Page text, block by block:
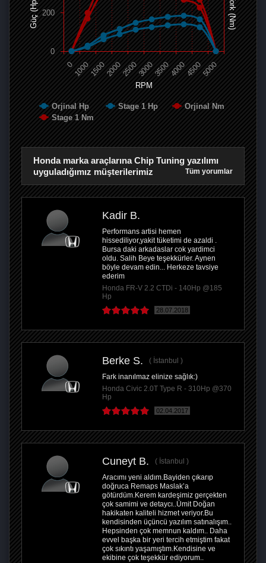
RPM
Güç (Hp) Tork (Nm)
Orjinal Hp Stage 1 Hp
Orjinal Nm
Stage 1 Nm
0 100015002000250030003500400045005000
0
200
Honda marka araçlarına Chip Tuning yazılımı
uyguladığımız müşterilerimiz
Tüm yorumlar
Kadir B.
Performans artisi hemen
hissediliyor,yakit tüketimi de azaldi .
Bursa daki arkadaslar cok yardimci
oldu. Salih Beye teşekkürler. Aynen
böyle devam edin... Herkeze tavsiye
ederim
Honda FR-V 2.2 CTDi - 140Hp @185
Hp
28.07.2018
Berke S.
İstanbul
Fark inanılmaz elinize sağlık:)
Honda Civic 2.0T Type R - 310Hp @370
Hp
02.04.2017
Cuneyt B.
İstanbul
Aracımı yeni aldım.Bayiden çıkarıp
doğruca Remaps Maslak’a
götürdüm.Kerem kardeşimiz gerçekten
çok samimi ve detaycı..Ümit Doğan
hakikaten kaliteli hizmet veriyor.Bu
kendisinden üçüncü yazılım satınalışım..
Hepsinden çok memnun kaldım.. Daha
evvel başka bir yeri tercih etmiştim fakat
çok sıkıntı yaşamıştım.Kendisine ve
ekibine çok teşekkür ediyorum..